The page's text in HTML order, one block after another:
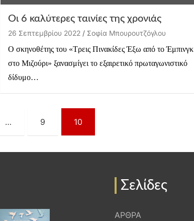
Οι 6 καλύτερες ταινίες της χρονιάς
26 Σεπτεμβρίου 2022
Σοφία Μπουρουτζόγλου
Ο σκηνοθέτης του «Τρεις Πινακίδες Έξω από το Έμπινγκ
στο Μιζούρι» ξανασμίγει το εξαιρετικό πρωταγωνιστικό
δίδυμο…
… 9 10
Σελίδες
ΑΡΘΡΑ